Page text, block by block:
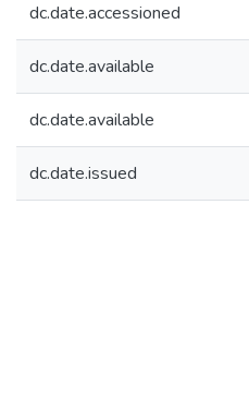
dc.date.accessioned
dc.date.available
dc.date.available
dc.date.issued